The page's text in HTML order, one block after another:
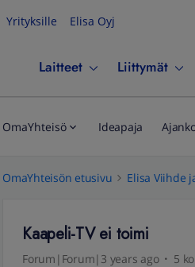
Yrityksille Elisa Oyj
Laitteet Liittymät
OmaYhteisö Ideapaja
OmaYhteisön etusivu Elisa Viihde
Kaapeli-TV ei toimi
Forum|Forum|3 years ago 5